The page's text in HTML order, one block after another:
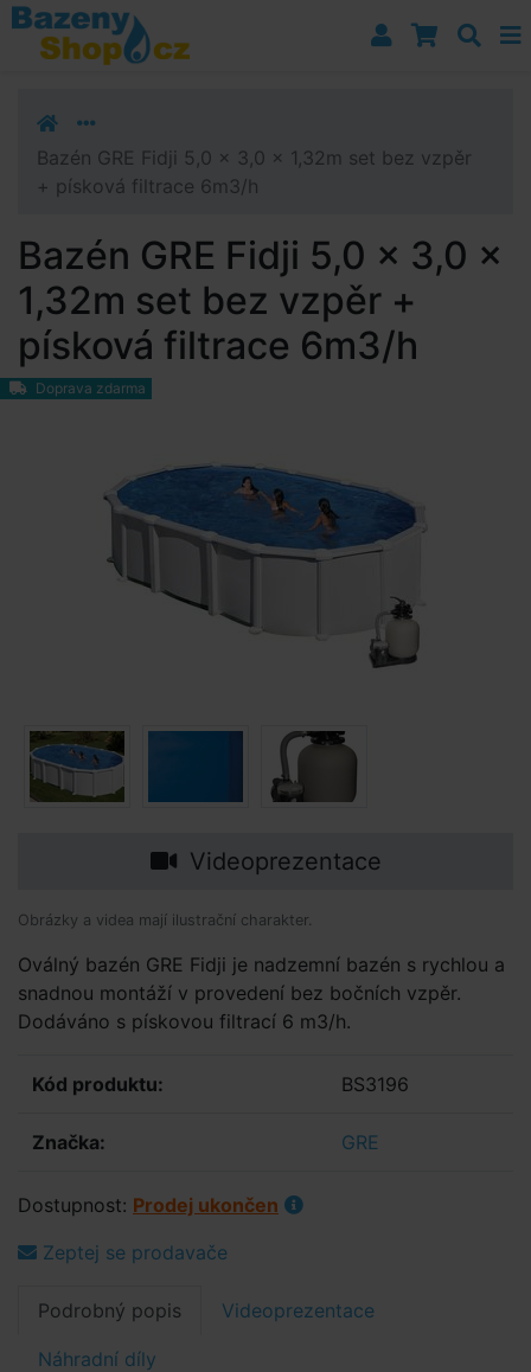
Přejít k navigaci
Přejít na obsah
Přejít k postrannímu sloupci
Bazén GRE Fidji 5,0 x 3,0 x 1,32m set bez vzpěr
+ písková filtrace 6m3/h
Bazén GRE Fidji 5,0 x 3,0 x
1,32m set bez vzpěr +
písková filtrace 6m3/h
Doprava zdarma
Videoprezentace
Obrázky a videa mají ilustrační charakter.
Oválný bazén GRE Fidji je nadzemní bazén s rychlou a
snadnou montáží v provedení bez bočních vzpěr.
Dodáváno s pískovou filtrací 6 m3/h.
Kód produktu: BS3196
Značka: GRE
Dostupnost: Prodej ukončen
Zeptej se prodavače
Podrobný popis Videoprezentace
Náhradní díly